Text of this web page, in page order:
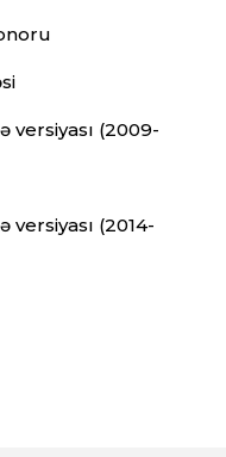
versiyası (2009-
versiyası (2014-